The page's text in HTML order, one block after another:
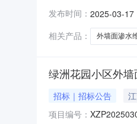
8#、9#、
发布时间： 2025-03-17
相关产品：
外墙面渗水
绿洲花园小区外
招标｜招标公告
项目编号：